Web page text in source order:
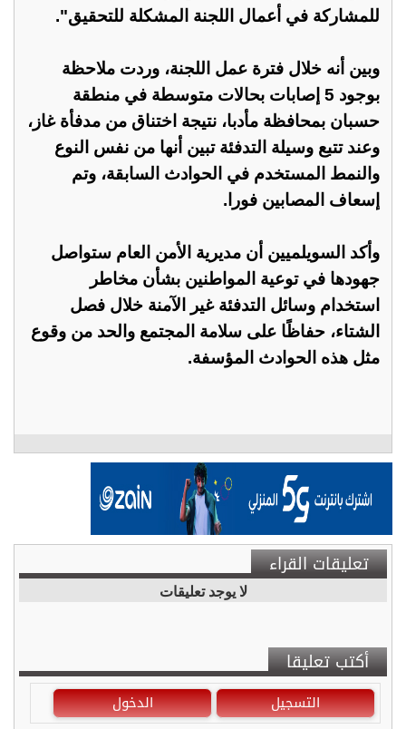
للمشاركة في أعمال اللجنة المشكلة للتحقيق".
وبين أنه خلال فترة عمل اللجنة، وردت ملاحظة
بوجود 5 إصابات بحالات متوسطة في منطقة
حسبان بمحافظة مأدبا، نتيجة اختناق من مدفأة غاز،
وعند تتبع وسيلة التدفئة تبين أنها من نفس النوع
والنمط المستخدم في الحوادث السابقة، وتم
إسعاف المصابين فورا.
وأكد السويلميين أن مديرية الأمن العام ستواصل
جهودها في توعية المواطنين بشأن مخاطر
استخدام وسائل التدفئة غير الآمنة خلال فصل
الشتاء، حفاظًا على سلامة المجتمع والحد من وقوع
مثل هذه الحوادث المؤسفة.
تعليقات القراء
لا يوجد تعليقات
أكتب تعليقا
التسجيل الدخول